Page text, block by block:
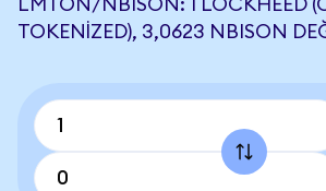
LMTON/NBISON: 1 LOCKHEED
TOKENIZED), 3,0623 NBISON